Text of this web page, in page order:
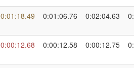
0:01:18.49 0:01:06.76 0:02:04.63
0:00:12.68 0:00:12.58 0:00:12.75